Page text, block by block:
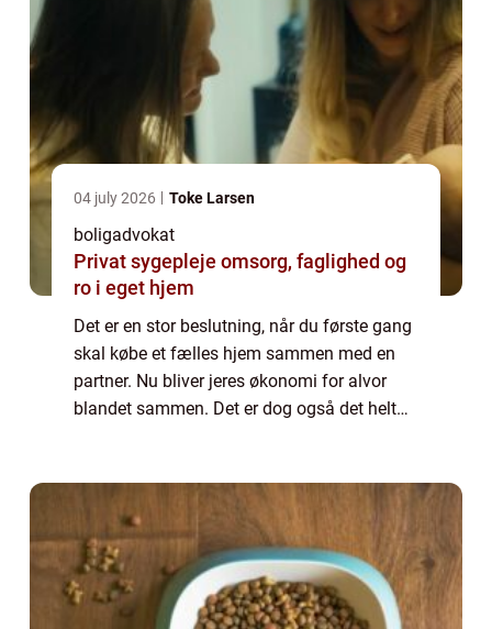
04 july 2026 Toke Larsen
boligadvokat
Privat sygepleje omsorg, faglighed og
ro i eget hjem
Det er en stor beslutning, når du første gang
skal købe et fælles hjem sammen med en
partner. Nu bliver jeres økonomi for alvor
blandet sammen. Det er dog også det helt